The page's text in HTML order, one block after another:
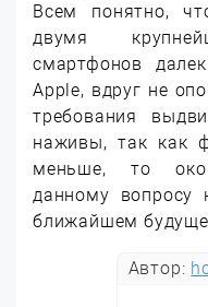
Всем понятно,
двумя
смартфонов
Apple, вдруг не
требования
наживы, так как
меньше, то
данному
ближайшем
Автор: